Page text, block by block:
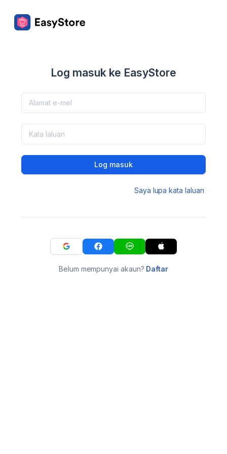
Log masuk ke EasyStore
Log masuk
Saya lupa kata laluan
Belum mempunyai akaun? Daftar